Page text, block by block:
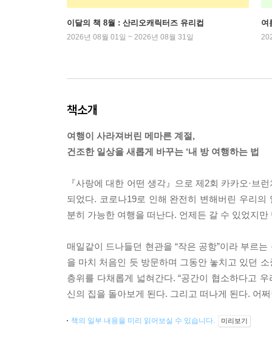
이달의 책 8월 : 산리오캐릭터즈 유리컵
2026년 08월 01일 ~ 2026년 08월 31일
여
책소개
여행이 사라져버린 메마른 계절,
건조한 일상을 새롭게 바꾸는 ‘내 방 여행하는 법
『사랑에 대한 어떤 생각』으로 제2회 카카오·브
되었다. 코로나19로 인해 완전히 변해버린 우리
분히 가능한 여행을 떠난다. 언제든 갈 수 있었지
매일같이 드나들던 현관을 “작은 공항”이라 부르
을 마치 처음인 듯 방문하며 그동안 놓치고 있던
층위를 다채롭게 넓혀간다. “공간이 협소하다고
신의 집을 돌아보게 된다. 그리고 떠나게 된다. 어
책의 일부 내용을 미리 읽어보실 수 있습니다. 미리보기